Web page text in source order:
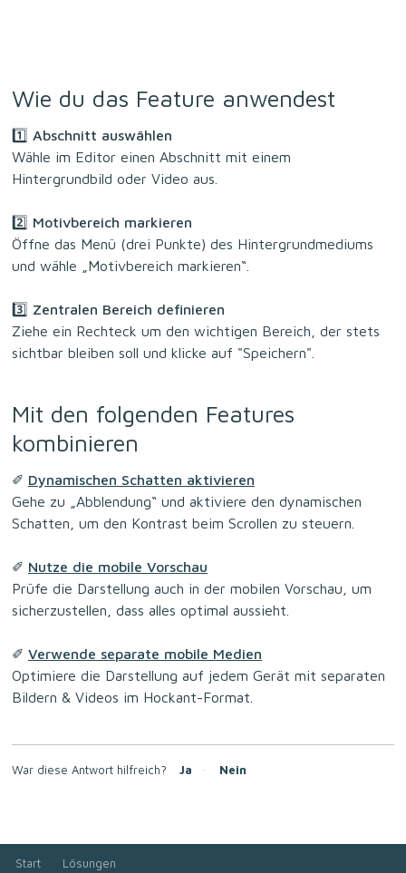
Wie du das Feature anwendest
1️⃣ Abschnitt auswählen
Wähle im Editor einen Abschnitt mit einem
Hintergrundbild oder Video aus.
2️⃣ Motivbereich markieren
Öffne das Menü (drei Punkte) des Hintergrundmediums
und wähle „Motivbereich markieren“.
3️⃣ Zentralen Bereich definieren
Ziehe ein Rechteck um den wichtigen Bereich, der stets
sichtbar bleiben soll und klicke auf "Speichern".
Mit den folgenden Features
kombinieren
✐ Dynamischen Schatten aktivieren
Gehe zu „Abblendung“ und aktiviere den dynamischen
Schatten, um den Kontrast beim Scrollen zu steuern.
✐ Nutze die mobile Vorschau
Prüfe die Darstellung auch in der mobilen Vorschau, um
sicherzustellen, dass alles optimal aussieht.
✐ Verwende separate mobile Medien
Optimiere die Darstellung auf jedem Gerät mit separaten
Bildern & Videos im Hockant-Format.
War diese Antwort hilfreich? Ja Nein
Start Lösungen